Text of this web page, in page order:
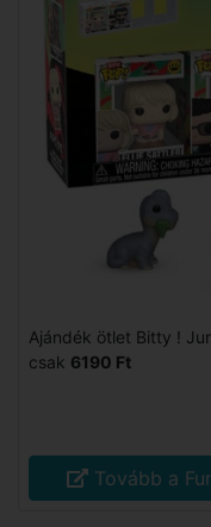
Ajándék ötlet Bitty !
csak 6190 Ft
Tovább a